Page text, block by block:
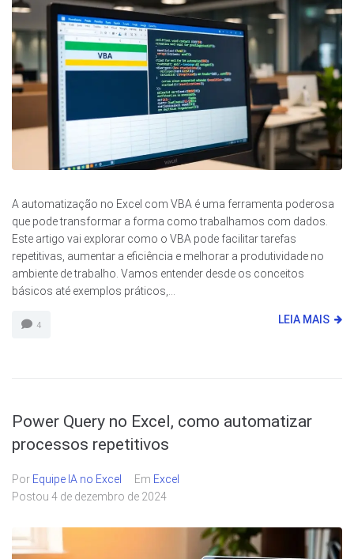
A automatização no Excel com VBA é uma ferramenta poderosa
que pode transformar a forma como trabalhamos com dados.
Este artigo vai explorar como o VBA pode facilitar tarefas
repetitivas, aumentar a eficiência e melhorar a produtividade no
ambiente de trabalho. Vamos entender desde os conceitos
básicos até exemplos práticos,...
4 LEIA MAIS
Power Query no Excel, como automatizar
processos repetitivos
Por Equipe IA no Excel Em Excel
Postou 4 de dezembro de 2024